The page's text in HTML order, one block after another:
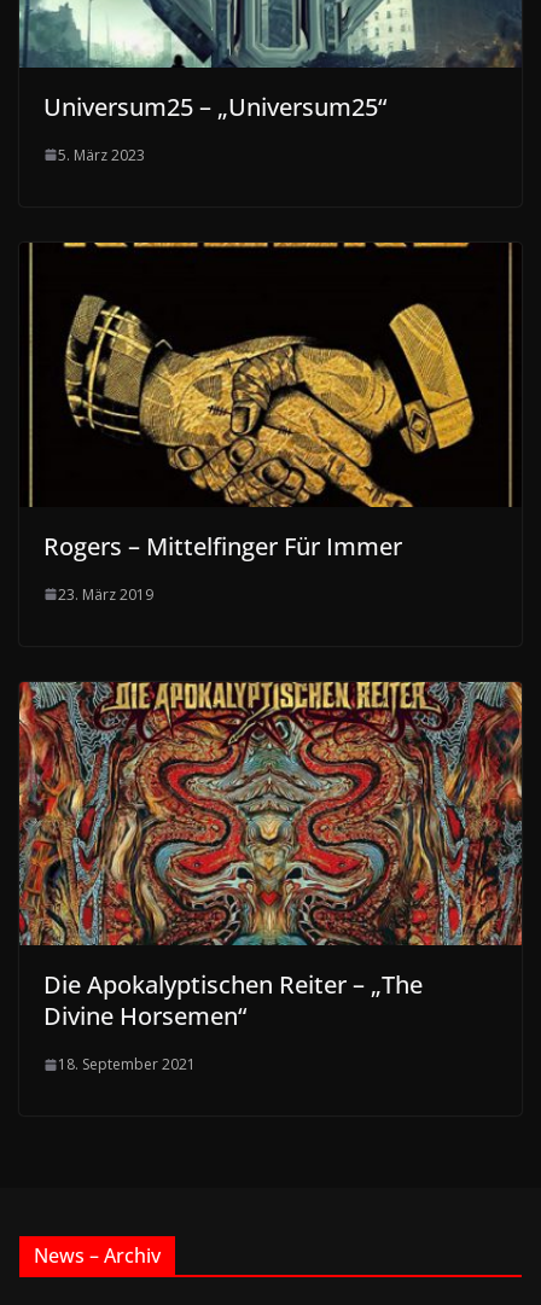
Universum25 – „Universum25“
5. März 2023
Rogers – Mittelfinger Für Immer
23. März 2019
Die Apokalyptischen Reiter – „The
Divine Horsemen“
18. September 2021
News – Archiv